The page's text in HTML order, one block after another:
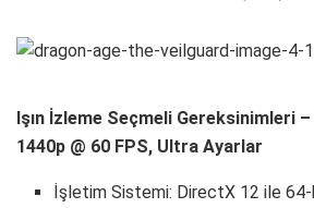
Işın İzleme Seçmeli Gereksinimleri
1440p @ 60 FPS, Ultra Ayarlar
İşletim Sistemi: DirectX 12 ile